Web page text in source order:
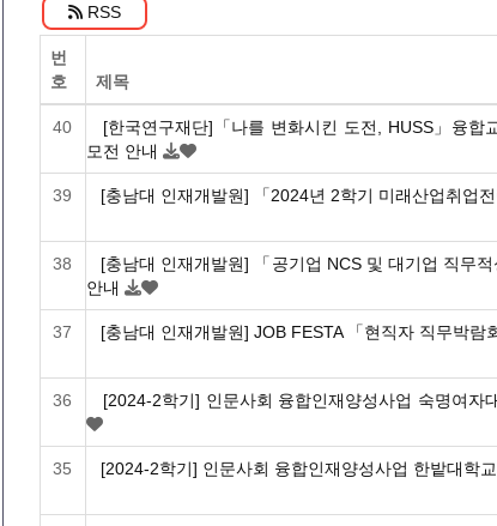
RSS
번
호
제목
40
[한국연구재단]「나를 변화시킨 도전, HUSS」융합
모전 안내
39 [충남대 인재개발원] 「2024년 2학기 미래산업취업
38
[충남대 인재개발원] 「공기업 NCS 및 대기업 직무적
안내
37 [충남대 인재개발원] JOB FESTA 「현직자 직무박람
36 [2024-2학기] 인문사회 융합인재양성사업 숙명여자
35 [2024-2학기] 인문사회 융합인재양성사업 한밭대학